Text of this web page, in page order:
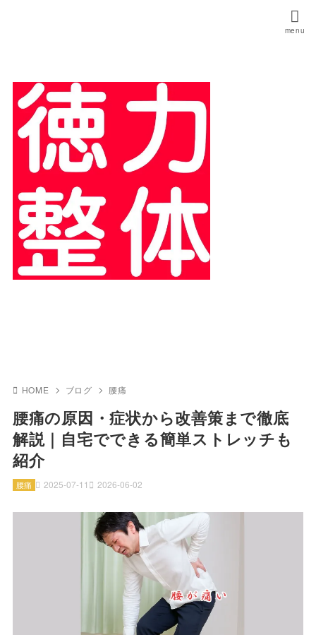
HOME ブログ 腰痛
腰痛の原因・症状から改善策まで徹底
解説｜自宅でできる簡単ストレッチも
紹介
2025-07-11 2026-06-02
腰痛